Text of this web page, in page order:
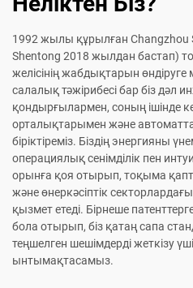
1992 жылы құрылған Changzhou
Shentong 2018 жылдан бастап)
желісінің жабдықтарын
салалық тәжірибесі бар біз дәл
қондырғылармен, соның ішінде
орталықтарымен және
біріктіреміз. Біздің энергияны
операциялық сенімділік пен
орынға қоя отырып, тоқыма
және өнеркәсіптік
қызмет етеді. Бірнеше
бола отырып, біз қатаң сапа
теңшелген шешімдерді жеткізу
ынтымақтасамыз.